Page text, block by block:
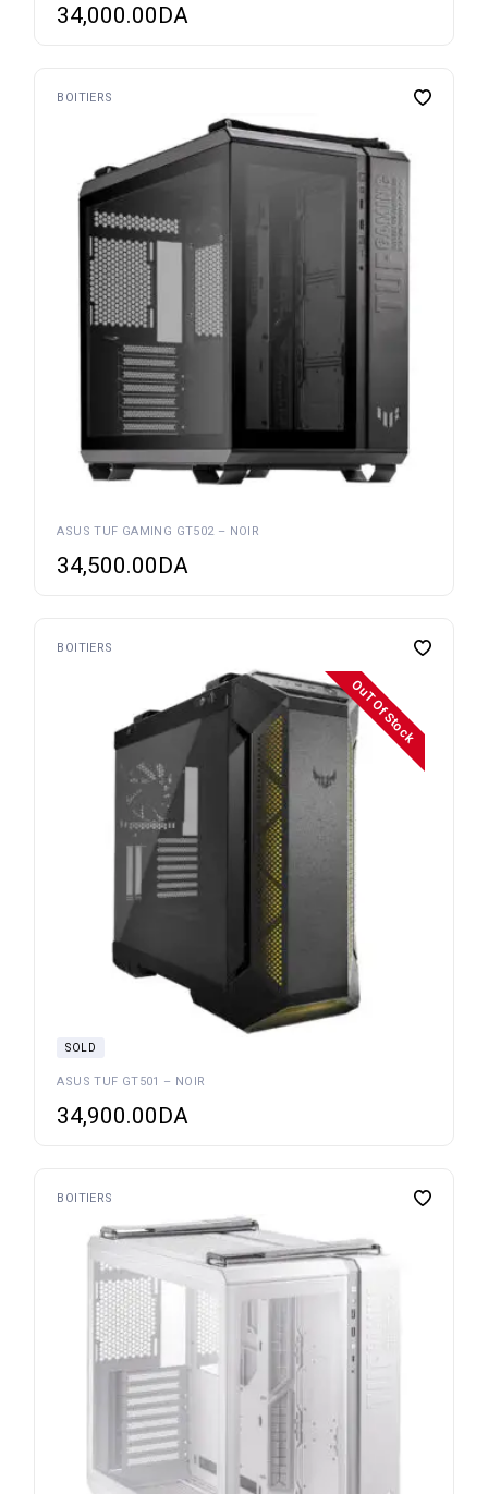
34,000.00DA
BOITIERS
ASUS TUF GAMING GT502 – NOIR
34,500.00DA
BOITIERS
OuT Of Stock
SOLD
ASUS TUF GT501 – NOIR
34,900.00DA
BOITIERS